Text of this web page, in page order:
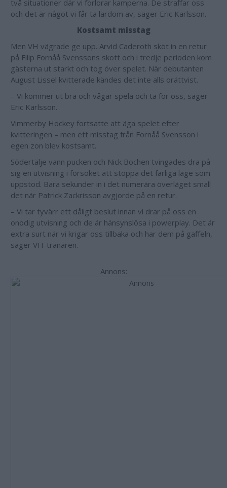
två situationer där vi förlorar kamperna. De straffar oss
och det är något vi får ta lärdom av, säger Eric Karlsson.
Kostsamt misstag
Men VH vägrade ge upp. Arvid Caderoth sköt in en retur
på Filip Fornåå Svenssons skott och i tredje perioden kom
gästerna ut starkt och tog över spelet. När debutanten
August Lissel kvitterade kändes det inte alls orättvist.
– Vi kommer ut bra och vågar spela och ta för oss, säger
Eric Karlsson.
Vimmerby Hockey fortsatte att äga spelet efter
kvitteringen – men ett misstag från Fornåå Svensson i
egen zon blev kostsamt.
Södertälje vann pucken och Nick Bochen tvingades dra på
sig en utvisning i försöket att stoppa det farliga läge som
uppstod. Bara sekunder in i det numerära överläget small
det när Patrick Zackrisson avgjorde på en retur.
– Vi tar tyvärr ett dåligt beslut innan vi drar på oss en
onödig utvisning och de är hänsynslösa i powerplay. Det är
extra surt när vi krigar oss tillbaka och har dem på gaffeln,
säger VH-tränaren.
Annons: